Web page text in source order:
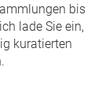
bis
lade Sie ein,
kuratierten